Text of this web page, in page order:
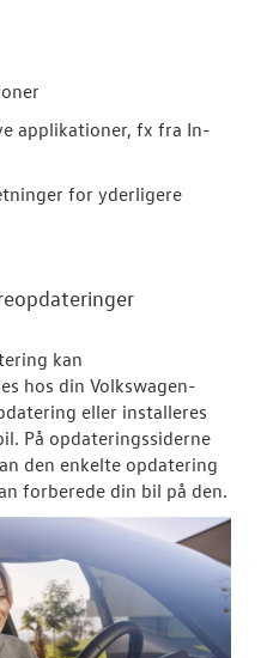
VW Connect
Hjulskifte
Hjulskifte
SKADECENTER
TILBEHØR
RESERVEDELE
applikationer, fx fra In-
for yderligere
kan
hos din Volkswagen-
eller installeres
På opdateringssiderne
den enkelte opdatering
forberede din bil på den.